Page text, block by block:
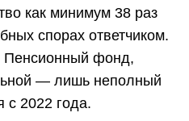
как минимум 38 раз
спорах ответчиком.
Пенсионный фонд,
— лишь неполный
с 2022 года.